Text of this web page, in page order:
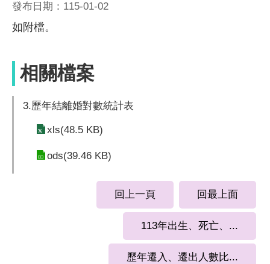
發布日期：115-01-02
如附檔。
相關檔案
3.歷年結離婚對數統計表
xls(48.5 KB)
ods(39.46 KB)
回上一頁 回最上面
113年出生、死亡、...
歷年遷入、遷出人數比...